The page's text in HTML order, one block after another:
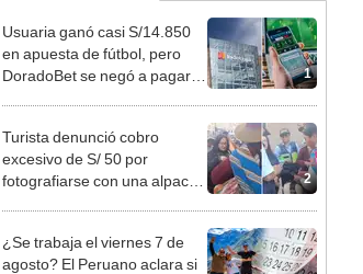
1
Usuaria ganó casi S/14.850
en apuesta de fútbol, pero
DoradoBet se negó a pagar:
2
Turista denunció cobro
excesivo de S/ 50 por
fotografiarse con una alpaca
¿Se trabaja el viernes 7 de
agosto? El Peruano aclara si